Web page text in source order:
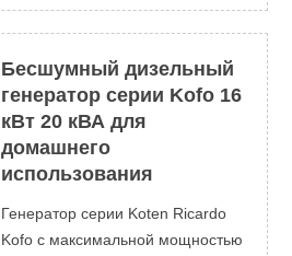
Бесшумный дизельный
генератор серии Kofo 16
кВт 20 кВА для
домашнего
использования
Генератор серии Koten Ricardo
Kofo с максимальной мощностью